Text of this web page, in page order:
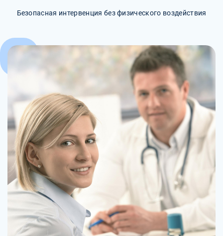
Безопасная интервенция без физического воздействия